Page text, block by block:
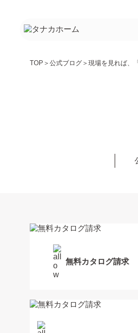
TOP ＞ 公式ブログ ＞ 現場を見れば、
無料カタログ請求